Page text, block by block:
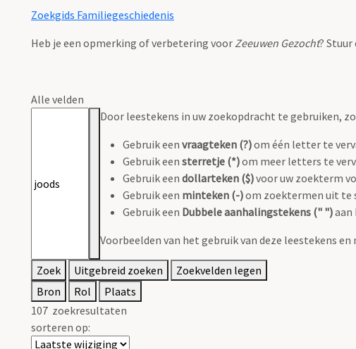
Zoekgids Familiegeschiedenis
Heb je een opmerking of verbetering voorZeeuwen Gezocht? Stuur
Alle velden
Door leestekens in uw zoekopdracht te gebruiken,
Gebruik een vraagteken (?)om één letter te
Gebruik een sterretje (*)om meer letters te
Gebruik een dollarteken ($)voor uw zoekterm
Gebruik een minteken (-)om zoektermen uit te
Gebruik een Dubbele aanhalingstekens (" ")aan
Voorbeelden van het gebruik van deze leestekens
Zoek Uitgebreid zoeken
Zoekvelden legen
Bron
Rol
Plaats
107 zoekresultaten
sorteren op: